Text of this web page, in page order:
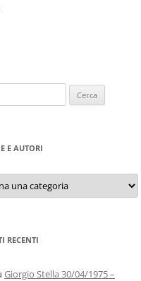
E AUTORI
RECENTI
Giorgio Stella 30/04/1975 –